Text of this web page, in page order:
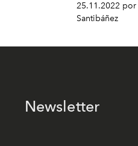
25.11.2022 por
Santibáñez
Newsletter